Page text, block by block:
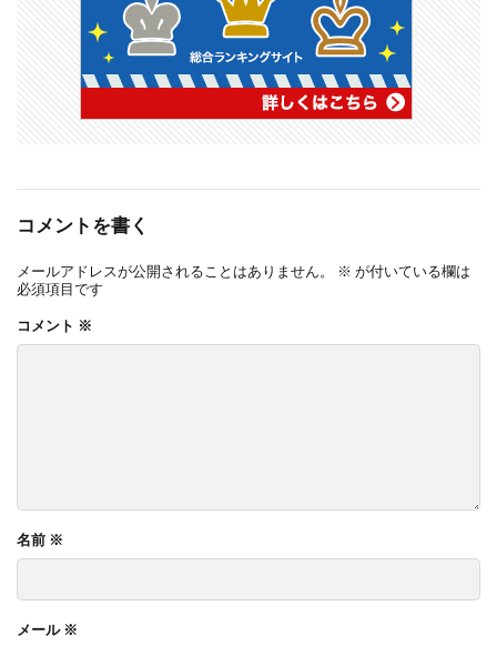
コメントを書く
メールアドレスが公開されることはありません。 ※ が付いている欄は
必須項目です
コメント ※
名前 ※
メール ※